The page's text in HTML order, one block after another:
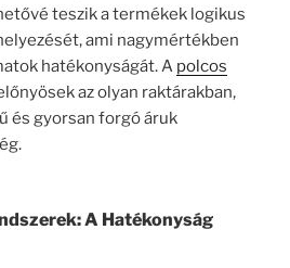
teszik a termékek logikus
ami nagymértékben
hatékonyságát. A polcos
az olyan raktárakban,
és gyorsan forgó áruk
A Hatékonyság